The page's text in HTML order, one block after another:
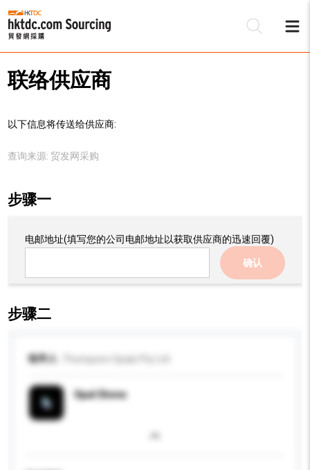
联络供应商
以下信息将传送给供应商:
查询来源: 贸发网采购
步骤一
电邮地址(填写您的公司电邮地址以获取供应商的迅速回覆)
确认
步骤二
收件人
Opal Stone